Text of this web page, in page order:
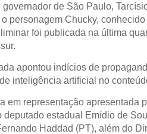
governador de São Paulo,
personagem Chucky, conhecido
foi publicada na última
apontou indícios de
inteligência artificial no
em representação apresentada
deputado estadual Emídio de
Haddad (PT), além do